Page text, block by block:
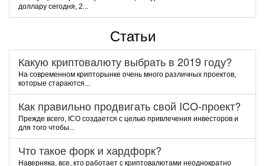
доллару сегодня, 2...
Статьи
Какую криптовалюту выбрать в 2019 году?
На современном крипторынке очень много различных проектов,
которые стараются...
Как правильно продвигать свой ICO-проект?
Прежде всего, ICO создается с целью привлечения инвесторов и
для того чтобы...
Что такое форк и хардфорк?
Наверняка, все, кто работает с криптовалютами неоднократно